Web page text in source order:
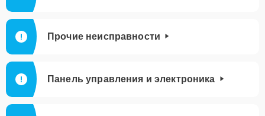
Прочие неисправности
Панель управления и электроника